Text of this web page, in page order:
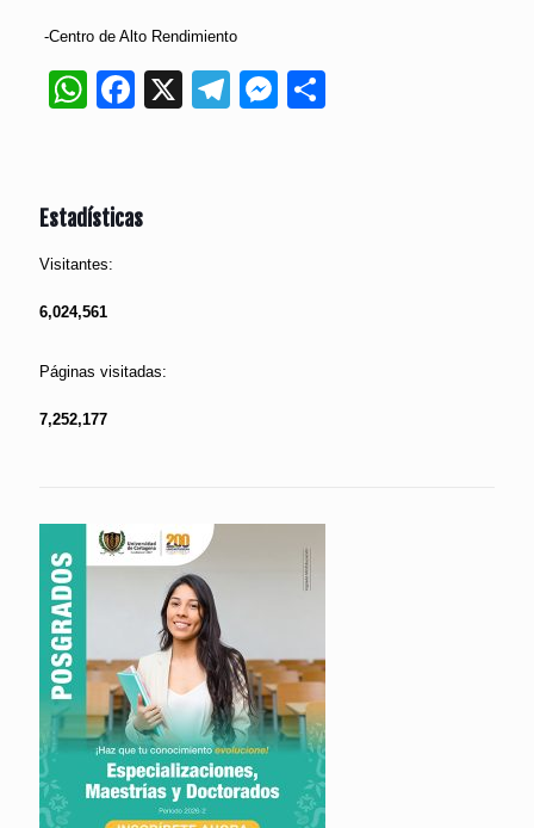
-Centro de Alto Rendimiento
WhatsApp
Facebook
X Telegram
Messenger
Estadísticas
Visitantes:
6,024,561
Páginas visitadas:
7,252,177